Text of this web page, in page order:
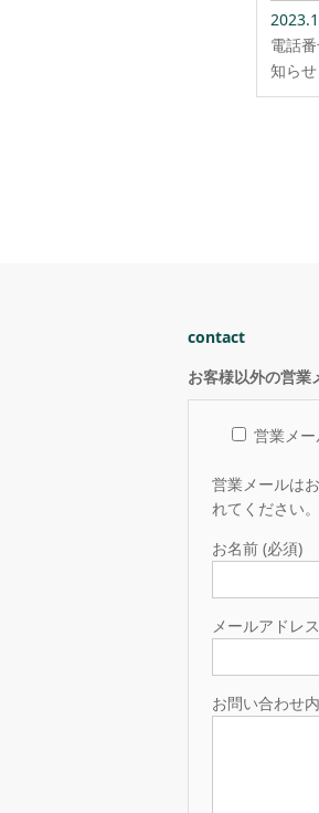
電話
知らせ
contact
お客様以外の営業
営業メー
営業メールは
れてください。
お名前 (必須)
メールアドレ
お問い合わせ